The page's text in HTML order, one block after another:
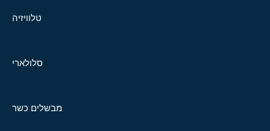
טלוויזיה
סלולארי
מבשלים כשר